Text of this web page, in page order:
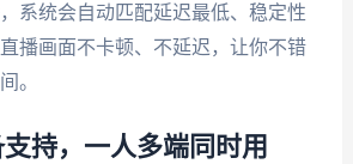
系统会自动匹配延迟最低、稳定性
播画面不卡顿、不延迟，让你不错
。
持，一人多端同时用